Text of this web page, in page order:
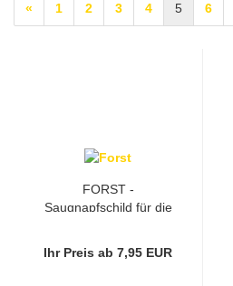
« 1 2 3 4 5 6
FORST -
Saugnapfschild für die
Ihr Preis ab 7,95 EUR